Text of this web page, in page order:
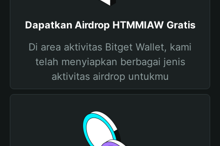
Dapatkan Airdrop HTMMIAW Gratis
Di area aktivitas Bitget Wallet, kami
telah menyiapkan berbagai jenis
aktivitas airdrop untukmu